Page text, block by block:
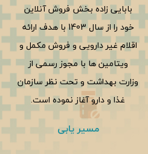
بابایی زاده بخش فروش آنلاین
خود را از سال 1403 با هدف ارائه
اقلام غیر دارویی و فروش مکمل و
ویتامین ها با مجوز رسمی از
وزارت بهداشت و تحت نظر سازمان
غذا و دارو آغاز نموده است.
مسیر یابی